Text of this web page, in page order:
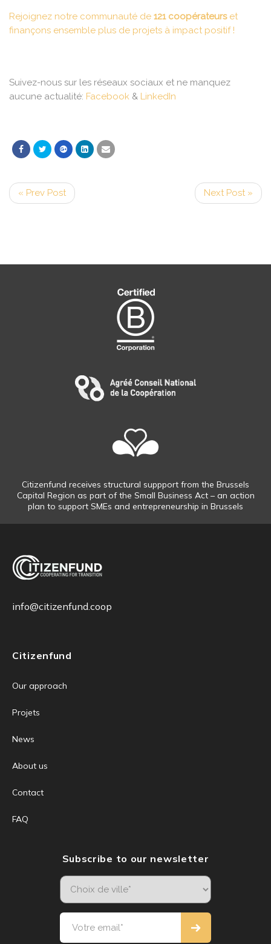
Rejoignez notre communauté de 121 coopérateurset
finançons ensemble plus de projets à impact positif !
Suivez-nous sur les réseaux sociaux et ne manquez
aucune actualité: Facebook & LinkedIn
« Prev Post Next Post »
Citizenfund receives structural suppport from the Brussels
Capital Region as part of the Small Business Act – an action
plan to support SMEs and entrepreneurship in Brussels
info@citizenfund.coop
Citizenfund
Our approach
Projets
News
About us
Contact
FAQ
Subscribe to our newsletter